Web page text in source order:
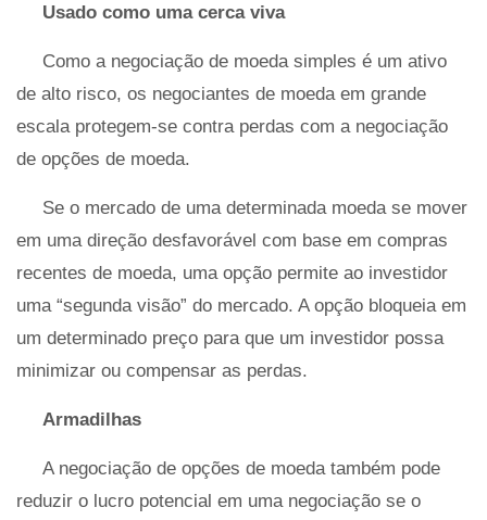
Usado como uma cerca viva
Como a negociação de moeda simples é um ativo
de alto risco, os negociantes de moeda em grande
escala protegem-se contra perdas com a negociação
de opções de moeda.
Se o mercado de uma determinada moeda se mover
em uma direção desfavorável com base em compras
recentes de moeda, uma opção permite ao investidor
uma “segunda visão” do mercado. A opção bloqueia em
um determinado preço para que um investidor possa
minimizar ou compensar as perdas.
Armadilhas
A negociação de opções de moeda também pode
reduzir o lucro potencial em uma negociação se o